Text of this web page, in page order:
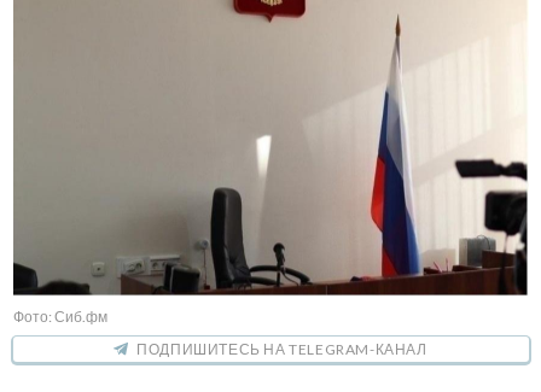
Фото: Сиб.фм
ПОДПИШИТЕСЬ НА TELEGRAM-КАНАЛ